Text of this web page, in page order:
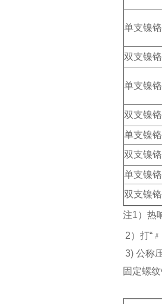
单支镍
双支镍
单支镍
双支镍
单支镍
双支镍
单支镍
双支镍
注1）热
2）打
3) 公称
固定螺